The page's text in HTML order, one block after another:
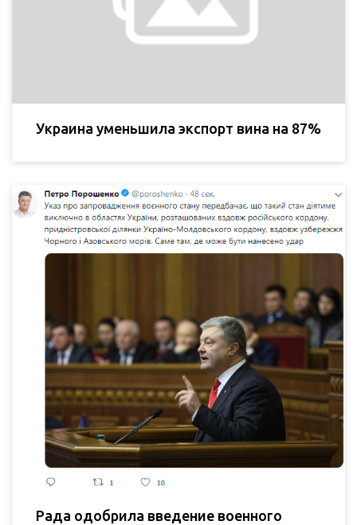
Украина уменьшила экспорт вина на 87%
Рада одобрила введение военного